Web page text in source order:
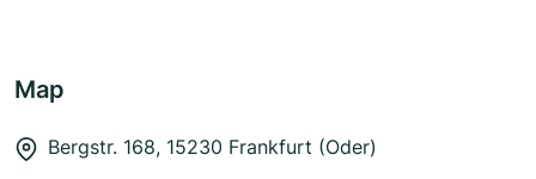
Map
Bergstr. 168, 15230 Frankfurt (Oder)